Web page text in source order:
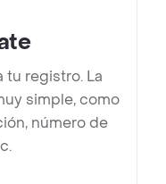
tu registro. La
simple, como
número de